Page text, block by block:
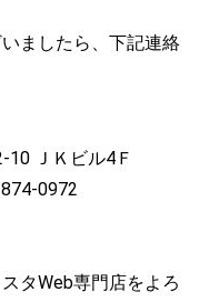
ましたら、下記連絡
10 ＪＫビル4Ｆ
0972
タWeb専門店をよろ